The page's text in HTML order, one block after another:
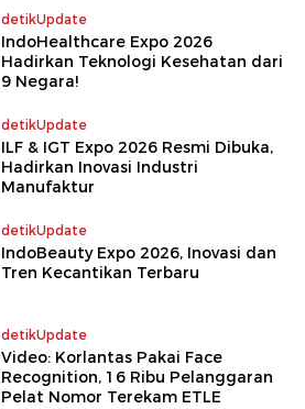
detikUpdate
IndoHealthcare Expo 2026
Hadirkan Teknologi Kesehatan dari
9 Negara!
detikUpdate
ILF & IGT Expo 2026 Resmi Dibuka,
Hadirkan Inovasi Industri
Manufaktur
detikUpdate
IndoBeauty Expo 2026, Inovasi dan
Tren Kecantikan Terbaru
detikUpdate
Video: Korlantas Pakai Face
Recognition, 16 Ribu Pelanggaran
Pelat Nomor Terekam ETLE